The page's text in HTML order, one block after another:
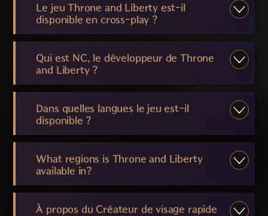
Le jeu Throne and Liberty est-il
disponible en cross-play ?
Qui est NC, le développeur de Throne
and Liberty ?
Dans quelles langues le jeu est-il
disponible ?
What regions is Throne and Liberty
available in?
À propos du Créateur de visage rapide